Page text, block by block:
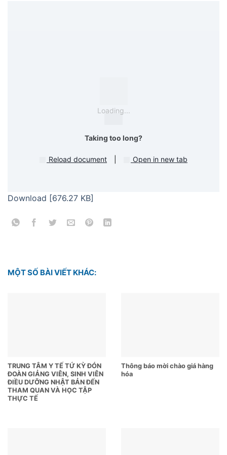
Loading...
Taking too long?
Reload document Open in new tab
Download [676.27 KB]
MỘT SỐ BÀI VIẾT KHÁC:
TRUNG TÂM Y TẾ TỨ KỲ ĐÓN
ĐOÀN GIẢNG VIÊN, SINH VIÊN
ĐIỀU DƯỠNG NHẬT BẢN ĐẾN
THAM QUAN VÀ HỌC TẬP
THỰC TẾ
Thông báo mời chào giá hàng
hóa